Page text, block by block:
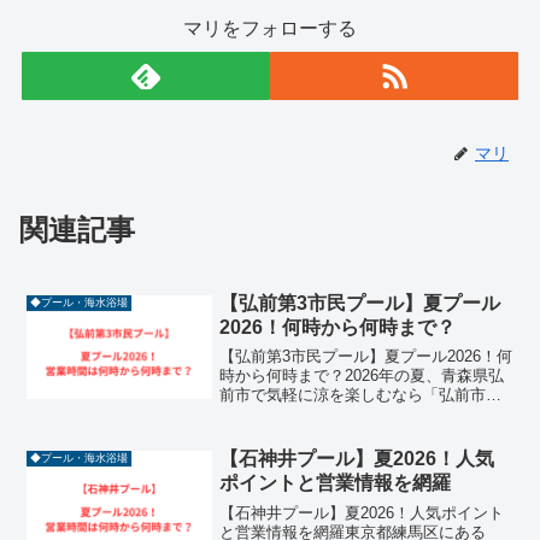
マリをフォローする
マリ
関連記事
◆プール・海水浴場
【弘前第3市民プール】夏プール
2026！何時から何時まで？
【弘前第3市民プール】夏プール2026！何
時から何時まで？2026年の夏、青森県弘
前市で気軽に涼を楽しむなら「弘前市第3
ら、市民プールならではのリーズナブル
な料金で利用...
◆プール・海水浴場
【石神井プール】夏2026！人気
ポイントと営業情報を網羅
【石神井プール】夏2026！人気ポイント
と営業情報を網羅東京都練馬区にある